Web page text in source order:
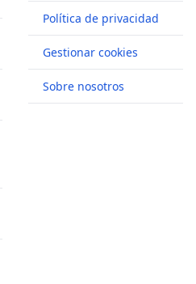
Política de privacidad
Gestionar cookies
Sobre nosotros